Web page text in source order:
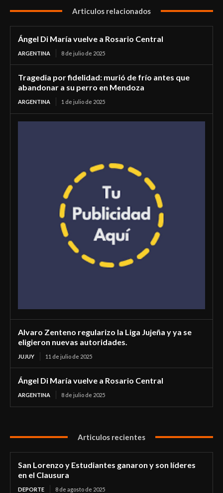
Articulos relacionados
Ángel Di María vuelve a Rosario Central
ARGENTINA 8 de julio de 2025
Tragedia por fidelidad: murió de frío antes que
abandonar a su perro en Mendoza
ARGENTINA 1 de julio de 2025
Alvaro Zenteno regularizo la Liga Jujeña y ya se
eligieron nuevas autoridades.
JUJUY 11 de julio de 2025
Ángel Di María vuelve a Rosario Central
ARGENTINA 8 de julio de 2025
Articulos recientes
San Lorenzo y Estudiantes ganaron y son líderes
en el Clausura
DEPORTE 8 de agosto de 2025